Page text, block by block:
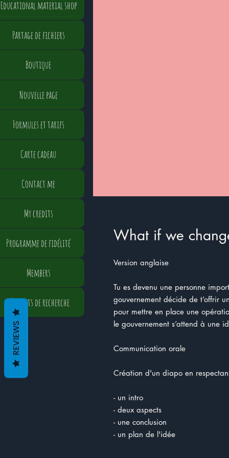
What if we
Version anglaise
Tu es devenu une personne
gouvernement décide de t’offrir
pour mettre en place une
le gouvernement s’attend à une
Communication orale
Création d'un diapo en
- un intro
- deux aspects
- une conclusion
- un plan de l'idée
Educational material shop
Partage de fichiers
Boutique
Nouvelle page
Formules et tarifs
Carte cadeau
Contact me
My credits
Programme de fidélité
Members
Résultats de recherche
REVIEWS